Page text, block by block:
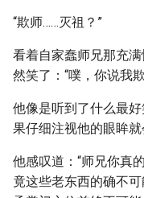
“欺师……灭祖？”
看着自家蠢师兄那充
然笑了：“噗，你说我
他像是听到了什么最
果仔细注视他的眼眸就
他感叹道：“师兄你真
竟这些老东西的确不